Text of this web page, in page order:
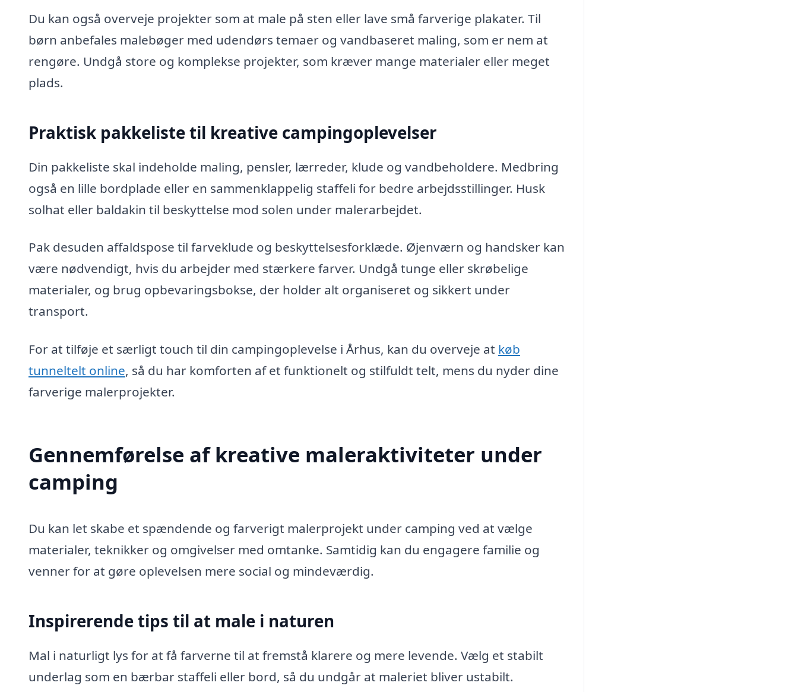
Du kan også overveje projekter som at male på sten eller lave små farverige plakater. Til
børn anbefales malebøger med udendørs temaer og vandbaseret maling, som er nem at
rengøre. Undgå store og komplekse projekter, som kræver mange materialer eller meget
plads.
Praktisk pakkeliste til kreative campingoplevelser
Din pakkeliste skal indeholde maling, pensler, lærreder, klude og vandbeholdere. Medbring
også en lille bordplade eller en sammenklappelig staffeli for bedre arbejdsstillinger. Husk
solhat eller baldakin til beskyttelse mod solen under malerarbejdet.
Pak desuden affaldspose til farveklude og beskyttelsesforklæde. Øjenværn og handsker kan
være nødvendigt, hvis du arbejder med stærkere farver. Undgå tunge eller skrøbelige
materialer, og brug opbevaringsbokse, der holder alt organiseret og sikkert under
transport.
For at tilføje et særligt touch til din campingoplevelse i Århus, kan du overveje at køb
tunneltelt online, så du har komforten af et funktionelt og stilfuldt telt, mens du nyder dine
farverige malerprojekter.
Gennemførelse af kreative maleraktiviteter under
camping
Du kan let skabe et spændende og farverigt malerprojekt under camping ved at vælge
materialer, teknikker og omgivelser med omtanke. Samtidig kan du engagere familie og
venner for at gøre oplevelsen mere social og mindeværdig.
Inspirerende tips til at male i naturen
Mal i naturligt lys for at få farverne til at fremstå klarere og mere levende. Vælg et stabilt
underlag som en bærbar staffeli eller bord, så du undgår at maleriet bliver ustabilt.